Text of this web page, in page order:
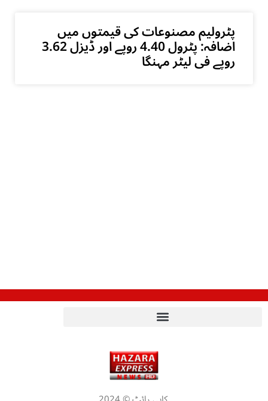
پٹرولیم مصنوعات کی قیمتوں میں
اضافہ: پٹرول 4.40 روپے اور ڈیزل 3.62
روپے فی لیٹر مہنگا